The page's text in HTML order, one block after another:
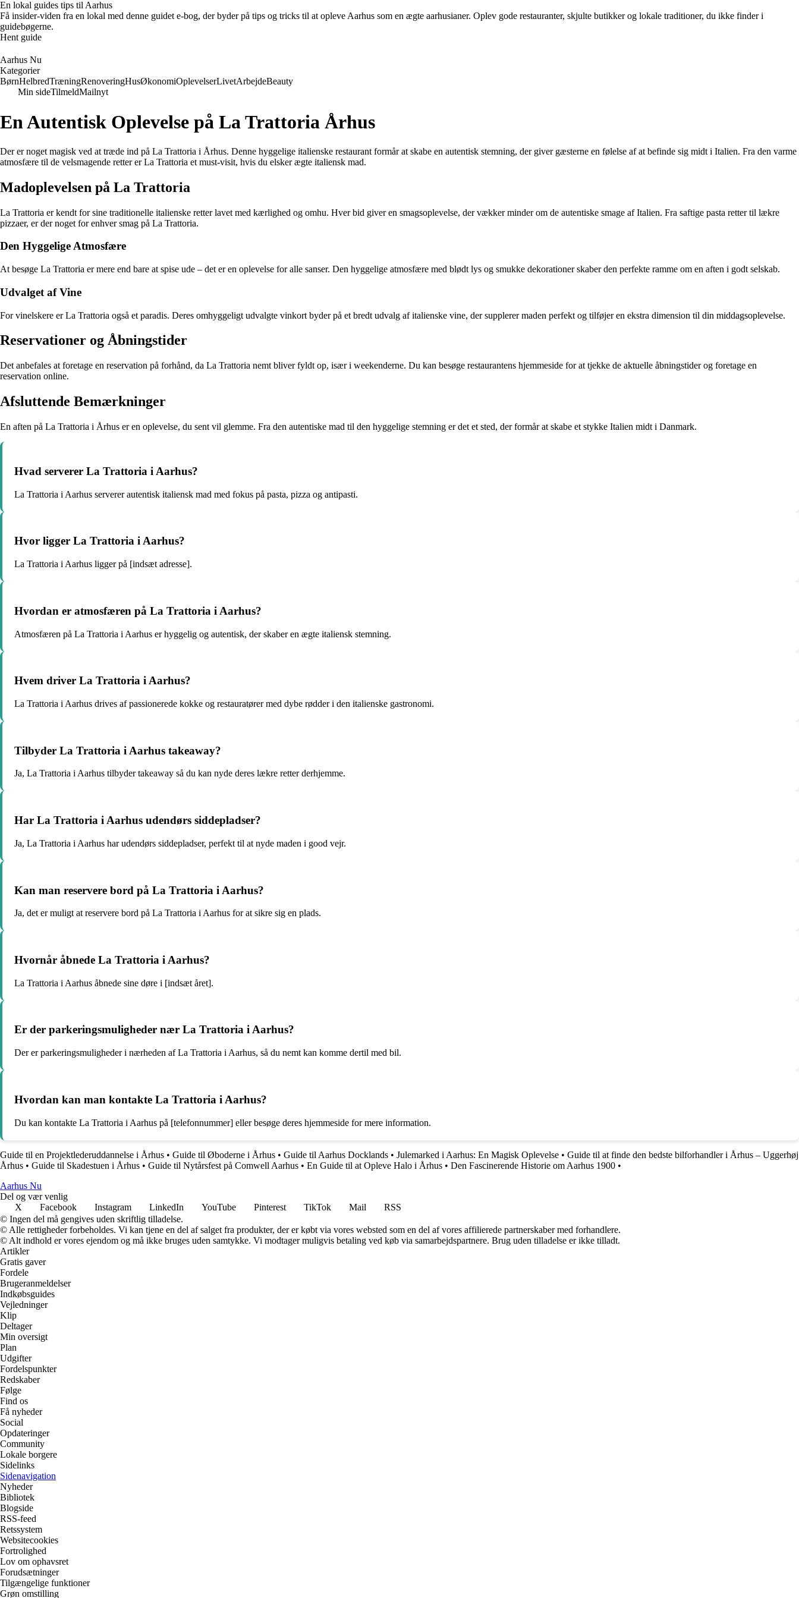
En lokal guides tips til Aarhus
Få insider-viden fra en lokal med denne guidet e-bog, der byder på tips og tricks til at opleve Aarhus som en ægte aarhusianer. Oplev gode restauranter, skjulte butikker og lokale traditioner, du ikke finder i
guidebøgerne.
Hent guide
Aarhus Nu
Kategorier
BørnHelbredTræningRenoveringHusØkonomiOplevelserLivetArbejdeBeauty
Min sideTilmeldMailnyt
En Autentisk Oplevelse på La Trattoria Århus
Der er noget magisk ved at træde ind på La Trattoria i Århus. Denne hyggelige italienske restaurant formår at skabe en autentisk stemning, der giver gæsterne en følelse af at befinde sig midt i Italien. Fra den varme
atmosfære til de velsmagende retter er La Trattoria et must-visit, hvis du elsker ægte italiensk mad.
Madoplevelsen på La Trattoria
La Trattoria er kendt for sine traditionelle italienske retter lavet med kærlighed og omhu. Hver bid giver en smagsoplevelse, der vækker minder om de autentiske smage af Italien. Fra saftige pasta retter til lækre
pizzaer, er der noget for enhver smag på La Trattoria.
Den Hyggelige Atmosfære
At besøge La Trattoria er mere end bare at spise ude – det er en oplevelse for alle sanser. Den hyggelige atmosfære med blødt lys og smukke dekorationer skaber den perfekte ramme om en aften i godt selskab.
Udvalget af Vine
For vinelskere er La Trattoria også et paradis. Deres omhyggeligt udvalgte vinkort byder på et bredt udvalg af italienske vine, der supplerer maden perfekt og tilføjer en ekstra dimension til din middagsoplevelse.
Reservationer og Åbningstider
Det anbefales at foretage en reservation på forhånd, da La Trattoria nemt bliver fyldt op, især i weekenderne. Du kan besøge restaurantens hjemmeside for at tjekke de aktuelle åbningstider og foretage en
reservation online.
Afsluttende Bemærkninger
En aften på La Trattoria i Århus er en oplevelse, du sent vil glemme. Fra den autentiske mad til den hyggelige stemning er det et sted, der formår at skabe et stykke Italien midt i Danmark.
Hvad serverer La Trattoria i Aarhus?
La Trattoria i Aarhus serverer autentisk italiensk mad med fokus på pasta, pizza og antipasti.
Hvor ligger La Trattoria i Aarhus?
La Trattoria i Aarhus ligger på [indsæt adresse].
Hvordan er atmosfæren på La Trattoria i Aarhus?
Atmosfæren på La Trattoria i Aarhus er hyggelig og autentisk, der skaber en ægte italiensk stemning.
Hvem driver La Trattoria i Aarhus?
La Trattoria i Aarhus drives af passionerede kokke og restauratører med dybe rødder i den italienske gastronomi.
Tilbyder La Trattoria i Aarhus takeaway?
Ja, La Trattoria i Aarhus tilbyder takeaway så du kan nyde deres lækre retter derhjemme.
Har La Trattoria i Aarhus udendørs siddepladser?
Ja, La Trattoria i Aarhus har udendørs siddepladser, perfekt til at nyde maden i good vejr.
Kan man reservere bord på La Trattoria i Aarhus?
Ja, det er muligt at reservere bord på La Trattoria i Aarhus for at sikre sig en plads.
Hvornår åbnede La Trattoria i Aarhus?
La Trattoria i Aarhus åbnede sine døre i [indsæt året].
Er der parkeringsmuligheder nær La Trattoria i Aarhus?
Der er parkeringsmuligheder i nærheden af La Trattoria i Aarhus, så du nemt kan komme dertil med bil.
Hvordan kan man kontakte La Trattoria i Aarhus?
Du kan kontakte La Trattoria i Aarhus på [telefonnummer] eller besøge deres hjemmeside for mere information.
Guide til en Projektlederuddannelse i Århus • Guide til Øboderne i Århus • Guide til Aarhus Docklands • Julemarked i Aarhus: En Magisk Oplevelse • Guide til at finde den bedste bilforhandler i Århus – Uggerhøj
Århus • Guide til Skadestuen i Århus • Guide til Nytårsfest på Comwell Aarhus • En Guide til at Opleve Halo i Århus • Den Fascinerende Historie om Aarhus 1900 •
Aarhus Nu
Del og vær venlig
X
Facebook Instagram LinkedIn YouTube Pinterest TikTok Mail
RSS
© Ingen del må gengives uden skriftlig tilladelse.
© Alle rettigheder forbeholdes. Vi kan tjene en del af salget fra produkter, der er købt via vores websted som en del af vores affilierede partnerskaber med forhandlere.
© Alt indhold er vores ejendom og må ikke bruges uden samtykke. Vi modtager muligvis betaling ved køb via samarbejdspartnere. Brug uden tilladelse er ikke tilladt.
Artikler
Gratis gaver
Fordele
Brugeranmeldelser
Indkøbsguides
Vejledninger
Klip
Deltager
Min oversigt
Plan
Udgifter
Fordelspunkter
Redskaber
Følge
Find os
Få nyheder
Social
Opdateringer
Community
Lokale borgere
Sidelinks
Sidenavigation
Nyheder
Bibliotek
Blogside
RSS-feed
Retssystem
Websitecookies
Fortrolighed
Lov om ophavsret
Forudsætninger
Tilgængelige funktioner
Grøn omstilling